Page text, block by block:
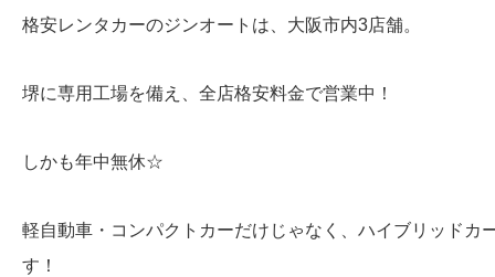
格安レンタカーのジンオートは、大阪市内3店舗。
堺に専用工場を備え、全店格安料金で営業中！
しかも年中無休☆
軽自動車・コンパクトカーだけじゃなく、ハイブリッドカ
す！